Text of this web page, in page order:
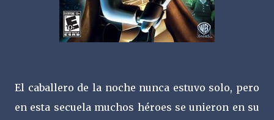
El caballero de la noche nunca estuvo solo, pero
en esta secuela muchos héroes se unieron en su